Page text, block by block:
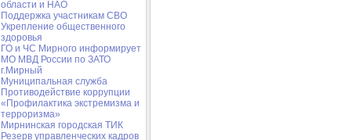
области и НАО
Поддержка участникам СВО
Укрепление общественного
здоровья
ГО и ЧС Мирного информирует
МО МВД России по ЗАТО
г.Мирный
Муниципальная cлужба
Противодействие коррупции
«Профилактика экстремизма и
терроризма»
Мирнинская городская ТИК
Резерв управленческих кадров